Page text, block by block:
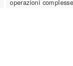
operazioni